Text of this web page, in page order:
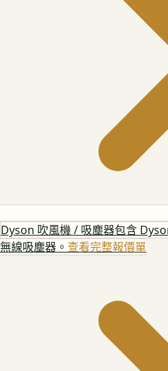
Dyson 吹風機 / 吸塵器包含
無線吸塵器。 查看完整報價單